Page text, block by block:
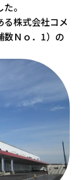
。
る株式会社コメ
数Ｎｏ．1）の